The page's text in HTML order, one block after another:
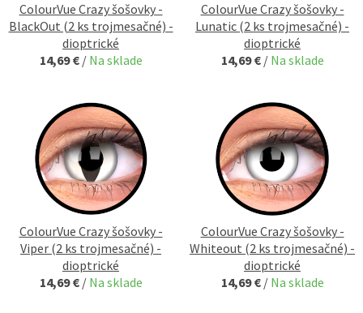
ColourVue Crazy šošovky -
BlackOut (2 ks trojmesačné) -
dioptrické
14,69 € / Na sklade
ColourVue Crazy šošovky -
Lunatic (2 ks trojmesačné) -
dioptrické
14,69 € / Na sklade
ColourVue Crazy šošovky -
Viper (2 ks trojmesačné) -
dioptrické
14,69 € / Na sklade
ColourVue Crazy šošovky -
Whiteout (2 ks trojmesačné) -
dioptrické
14,69 € / Na sklade